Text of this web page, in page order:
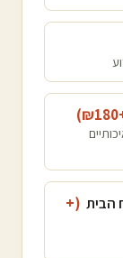
180
)
הבית (+